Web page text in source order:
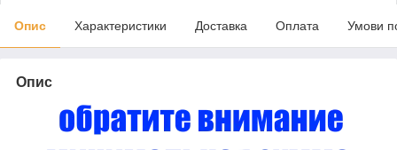
Опис Характеристики Доставка Оплата Умови
Опис